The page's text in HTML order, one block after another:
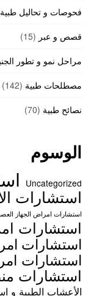
فحوصات و تحاليل
قصص و عبر (15)
مراحل نمو و تطور
مصطلحات طبية (142)
نصائح طبية (70)
الوسوم
Uncategorized
استشارات
استشارات امراض الجهاز
استشارات
استشارات
استشارات
استشارات
الأعشاب الطبية و